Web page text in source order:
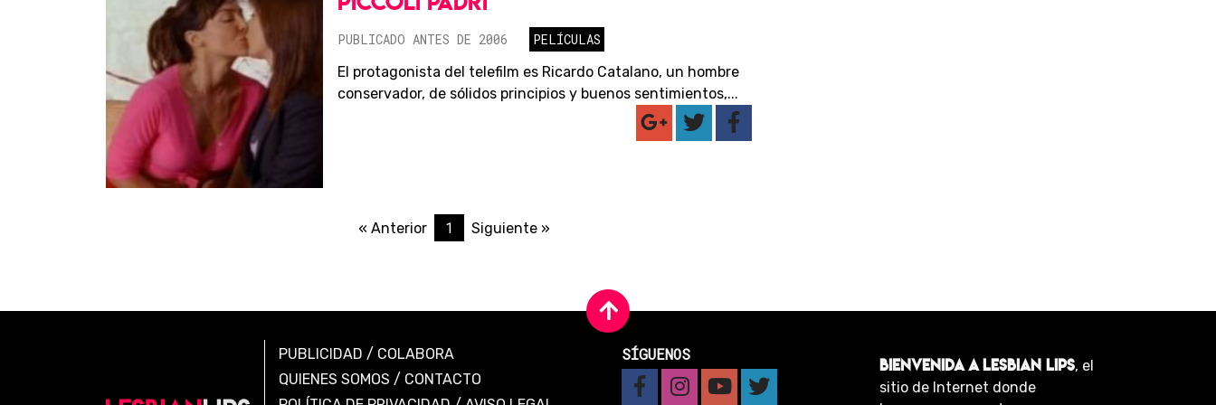
PUBLICADO ANTES DE 2006
PELÍCULAS
El protagonista del telefilm es Ricardo Catalano, un hombre
conservador, de sólidos principios y buenos sentimientos,...
« Anterior 1 Siguiente »
PUBLICIDAD / COLABORA
QUIENES SOMOS / CONTACTO
SÍGUENOS
BIENVENIDA A LESBIAN LIPS, el
sitio de Internet donde